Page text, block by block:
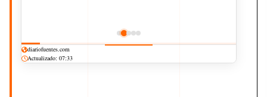
diariofuentes.com
Actualizado: 07:33